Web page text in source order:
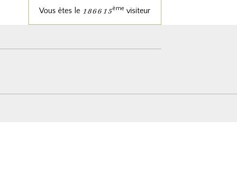
Vous êtes le ème visiteur